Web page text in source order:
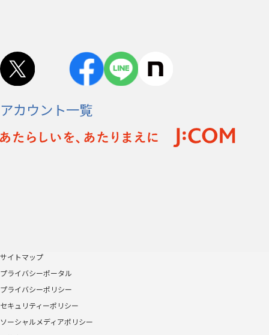
アカウント一覧
サイトマップ
プライバシーポータル
プライバシーポリシー
セキュリティーポリシー
ソーシャルメディアポリシー